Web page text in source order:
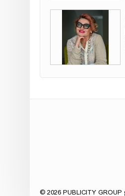
© 2026 PUBLICITY